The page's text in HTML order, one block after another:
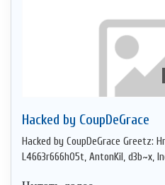
Hacked by CoupDeGrace
Hacked by CoupDeGrace Greetz:
L4663r666h05t, AntonKil, d3b~x,